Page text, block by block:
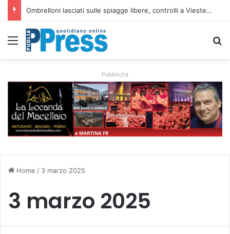
Taranto, operaio ferito nell’area Afo2 dell’ex Ilva: ricoverato in codice rosso
Menu
Pubblicità
Home / 3 marzo 2025
3 marzo 2025